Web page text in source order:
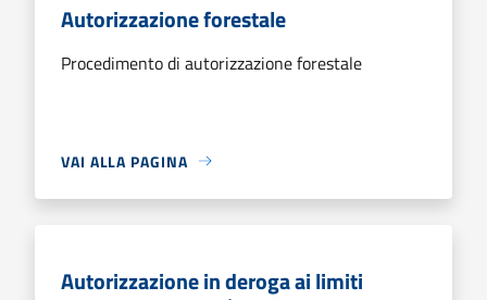
Autorizzazione forestale
Procedimento di autorizzazione forestale
VAI ALLA PAGINA
Autorizzazione in deroga ai limiti